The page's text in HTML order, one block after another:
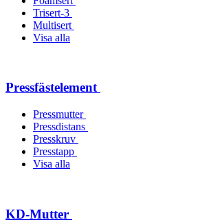
Trisert-3
Multisert
Visa alla
Pressfästelement
Pressmutter
Pressdistans
Presskruv
Presstapp
Visa alla
KD-Mutter